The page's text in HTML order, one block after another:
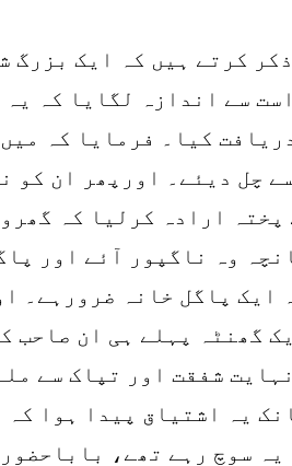
کرتے ہیں کہ ایک بزرگ
سے اندازہ لگایا کہ
کیا۔ فرمایا کہ
چل دیئے۔ اورپھر ان کو
ارادہ کرلیا کہ
وہ ناگپور آئے اور
پاگل خانہ ضرورہے۔
گھنٹہ پہلے ہی ان صاحب
شفقت اور تپاک سے
یہ اشتیاق پیدا ہوا
سوچ رہے تھے،